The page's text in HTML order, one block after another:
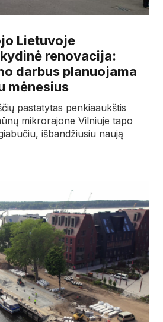
Lietuvoje
renovacija:
darbus planuojama
mėnesius
pastatytas penkiaaukštis
mikrorajone Vilniuje tapo
išbandžiusiu naują